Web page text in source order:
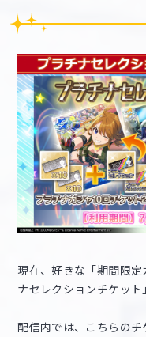
現在、好きな「期間限
ナセレクションチケット
配信内では、こちらの